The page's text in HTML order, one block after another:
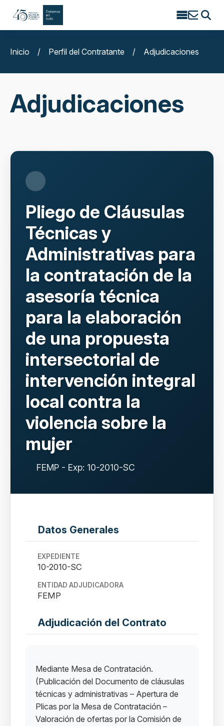
Search
Inicio
/ Perfil del Contratante / Adjudicaciones
Adjudicaciones
Pliego de Cláusulas
Técnicas y
Administrativas para
la contratación de la
asesoría técnica
para la elaboración
de una propuesta
intersectorial de
intervención integral
local contra la
violencia sobre la
mujer
FEMP - Exp: 10-2010-SC
Datos Generales
EXPEDIENTE
10-2010-SC
ENTIDAD ADJUDICADORA
FEMP
Adjudicación del Contrato
Mediante Mesa de Contratación.
(Publicación del Documento de cláusulas
técnicas y administrativas – Apertura de
Plicas por la Mesa de Contratación –
Valoración de ofertas por la Comisión de